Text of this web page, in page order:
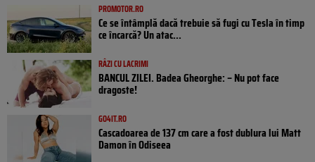
PROMOTOR.RO
Ce se întâmplă dacă trebuie să fugi cu Tesla în timp
ce încarcă? Un atac...
RÂZI CU LACRIMI
BANCUL ZILEI. Badea Gheorghe: – Nu pot face
dragoste!
GO4IT.RO
Cascadoarea de 137 cm care a fost dublura lui Matt
Damon în Odiseea